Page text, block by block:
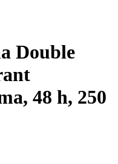
Double
48 h, 250